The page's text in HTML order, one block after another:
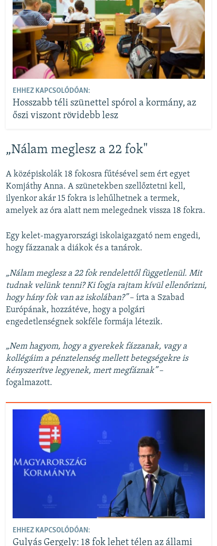
EHHEZ KAPCSOLÓDÓAN:
Hosszabb téli szünettel spórol a kormány, az
őszi viszont rövidebb lesz
„Nálam meglesz a 22 fok"
A középiskolák 18 fokosra fűtésével sem ért egyet
Komjáthy Anna. A szünetekben szellőztetni kell,
ilyenkor akár 15 fokra is lehűlhetnek a termek,
amelyek az óra alatt nem melegednek vissza 18 fokra.
Egy kelet-magyarországi iskolaigazgató nem engedi,
hogy fázzanak a diákok és a tanárok.
„Nálam meglesz a 22 fok rendelettől függetlenül. Mit
tudnak velünk tenni? Ki fogja rajtam kívül ellenőrizni,
hogy hány fok van az iskolában?”– írta a Szabad
Európának, hozzátéve, hogy a polgári
engedetlenségnek sokféle formája létezik.
„Nem hagyom, hogy a gyerekek fázzanak, vagy a
kollégáim a pénztelenség mellett betegségekre is
kényszerítve legyenek, mert megfáznak”–
fogalmazott.
EHHEZ KAPCSOLÓDÓAN:
Gulyás Gergely: 18 fok lehet télen az állami